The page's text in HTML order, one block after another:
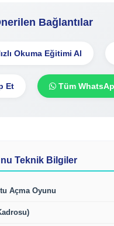
Bağlantılar
Okuma Eğitimi Al
Et Tüm
Teknik Bilgiler
Açma Oyunu